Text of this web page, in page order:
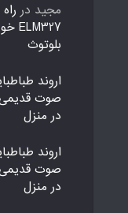
مجید در
بلوتوث
اروند
در منزل
اروند
در منزل